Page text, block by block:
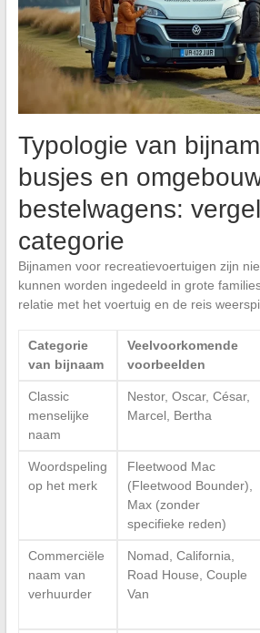
Typologie van
busjes en
bestelwagens:
categorie
Bijnamen voor recreatievoertuigen zijn
kunnen worden ingedeeld in grote
relatie met het voertuig en de reis
Categorie
van bijnaam
Veelvoorkomende
voorbeelden
Classic
menselijke
naam
Nestor, Oscar, César,
Marcel, Bertha
Woordspeling
op het merk
Fleetwood Mac
(Fleetwood Bounder),
Max (zonder
specifieke reden)
Commerciële
naam van
verhuurder
Nomad, California,
Road House, Couple
Van